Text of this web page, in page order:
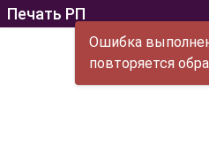
Печать РП
Ошибка
повторяется